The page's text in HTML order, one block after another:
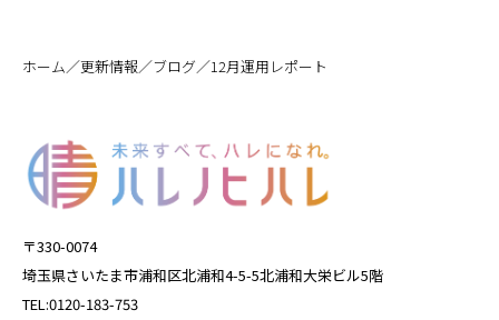
ホーム／更新情報／ブログ／12月運用レポート
〒330-0074
埼玉県さいたま市浦和区北浦和4-5-5北浦和大栄ビル5階
TEL:0120-183-753